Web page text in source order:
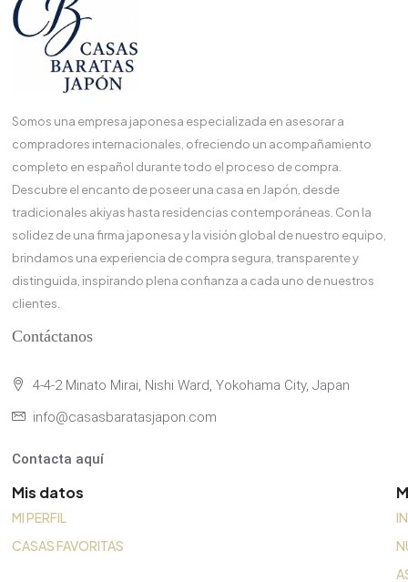
Somos una empresa japonesa especializada en asesorar a
compradores internacionales, ofreciendo un acompañamiento
completo en español durante todo el proceso de compra.
Descubre el encanto de poseer una casa en Japón, desde
tradicionales akiyas hasta residencias contemporáneas. Con la
solidez de una firma japonesa y la visión global de nuestro equipo,
brindamos una experiencia de compra segura, transparente y
distinguida, inspirando plena confianza a cada uno de nuestros
clientes.
Contáctanos
4-4-2 Minato Mirai, Nishi Ward, Yokohama City, Japan
info@casasbaratasjapon.com
Contacta aquí
Mis datos
MI PERFIL
CASAS FAVORITAS